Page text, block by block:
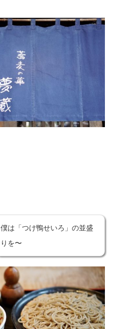
僕は「つけ鴨せいろ」の並盛
りを〜